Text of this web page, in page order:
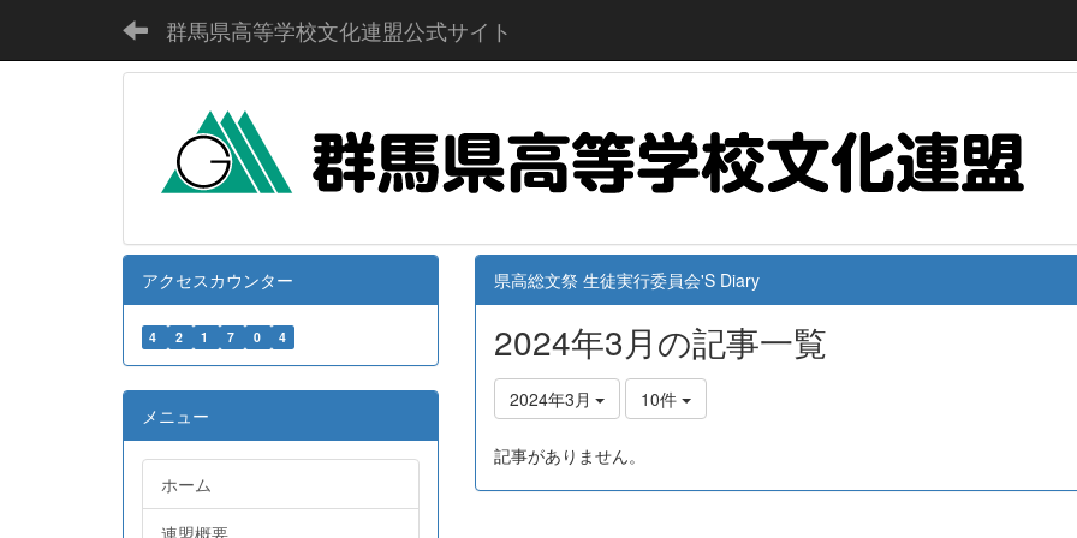
群馬県高等学校文化連盟公式サイト
県高総文祭 生徒実行委員会'S Diary
2024年3月の記事一覧
2024年3月 10件
記事がありません。
アクセスカウンター
4 2 1 7 0 4
メニュー
ホーム
連盟概要